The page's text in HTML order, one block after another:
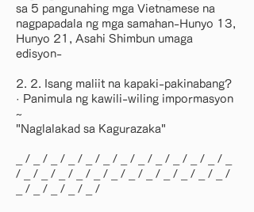
sa 5 pangunahing mga Vietnamese na
nagpapadala ng mga samahan-Hunyo 13,
Hunyo 21, Asahi Shimbun umaga
edisyon-
2. 2. Isang maliit na kapaki-pakinabang?
· Panimula ng kawili-wiling impormasyon
~
"Naglalakad sa Kagurazaka"
_ / _ / _ / _ / _ / _ / _ / _ / _ / _ / _ / _ / _
/ _ / _ / _ / _ / _ / _ / _ / _ / _ / _ / _ / _ /
_ / _ / _ / _ / _ /